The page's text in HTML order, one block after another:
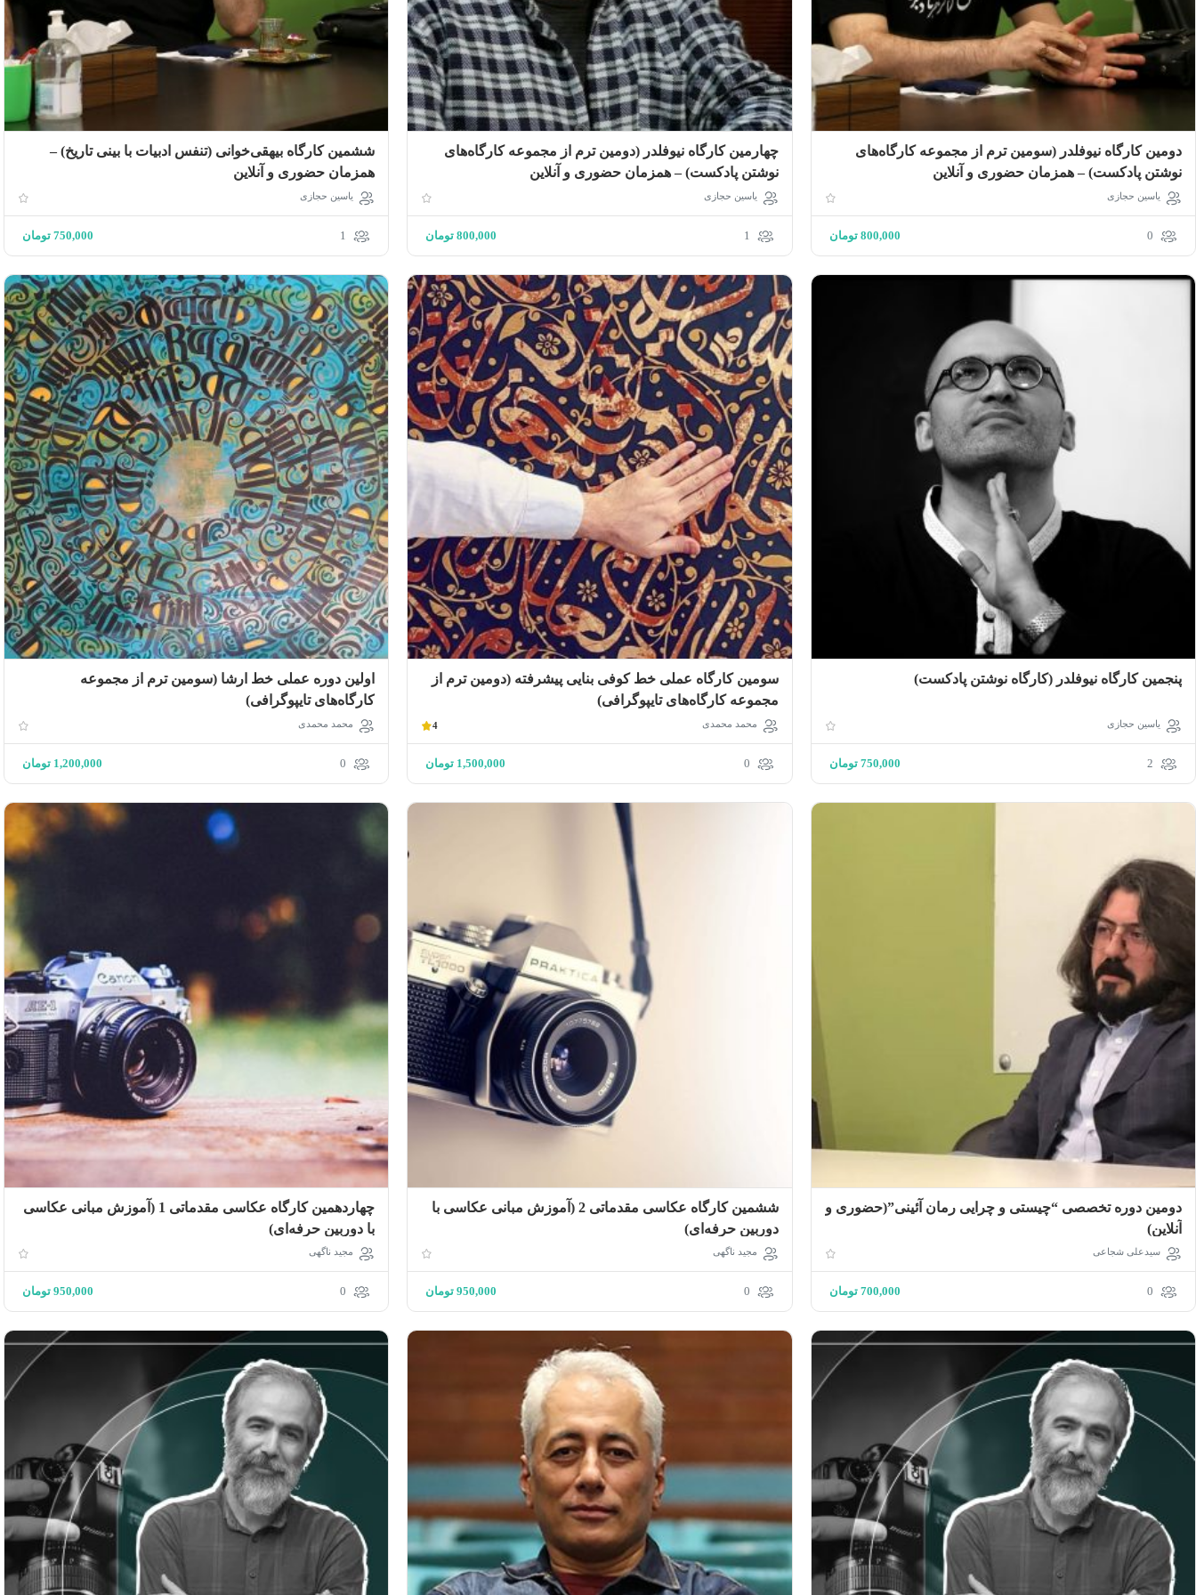
دومین کارگاه نیوفلدر (سومین ترم از مجموعه کارگاه‌های
نوشتن پادکست) – همزمان حضوری و آنلاین
یاسین حجازی
0
800,000 تومان
چهارمین کارگاه نیوفلدر (دومین ترم از مجموعه کارگاه‌های
نوشتن پادکست) – همزمان حضوری و آنلاین
یاسین حجازی
1
800,000 تومان
ششمین کارگاه بیهقی‌خوانی (تنفس ادبیات با بینی تاریخ) –
همزمان حضوری و آنلاین
یاسین حجازی
1
750,000 تومان
پنجمین کارگاه نیوفلدر (کارگاه نوشتن پادکست)
یاسین حجازی
2
750,000 تومان
سومین کارگاه عملى خط كوفى بنایی پیشرفته (دومین ترم از
مجموعه كارگاه‌هاى تايپوگرافى)
محمد محمدی 4
0
1,500,000 تومان
اولین دوره عملى خط ارشا (سومین ترم از مجموعه
كارگاه‌هاى تايپوگرافى)
محمد محمدی
0
1,200,000 تومان
دومین دوره تخصصی “چیستی و چرایی رمان آئینی”(حضوری و
آنلاین)
سیدعلی شجاعی
0
700,000 تومان
ششمین کارگاه عکاسی مقدماتی 2 (آموزش مبانی عکاسی با
دوربین حرفه‌ای)
مجید ناگهی
0
950,000 تومان
چهاردهمین کارگاه عکاسی مقدماتی 1 (آموزش مبانی عکاسی
با دوربین حرفه‌ای)
مجید ناگهی
0
950,000 تومان